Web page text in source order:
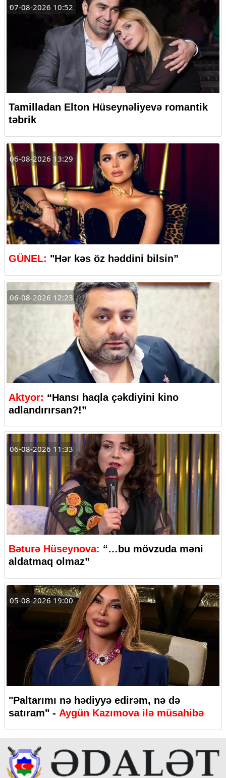
07-08-2026 10:52
Tamilladan Elton Hüseynəliyevə romantik
təbrik
06-08-2026 13:29
GÜNEL: "Hər kəs öz həddini bilsin”
06-08-2026 12:23
Aktyor: “Hansı haqla çəkdiyini kino
adlandırırsan?!”
06-08-2026 11:33
Bəturə Hüseynova: “…bu mövzuda məni
aldatmaq olmaz”
05-08-2026 19:00
"Paltarımı nə hədiyyə edirəm, nə də
satıram" - Aygün Kazımova ilə müsahibə